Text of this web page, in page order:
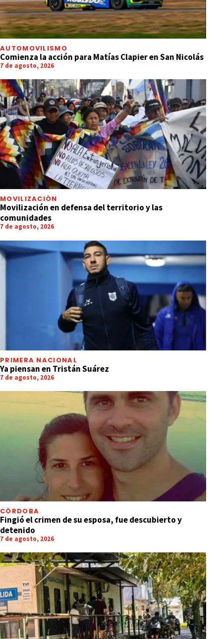
AUTOMOVILISMO
Comienza la acción para Matías Clapier en San Nicolás
7 de agosto, 2026
MOVILIZACIÓN
Movilización en defensa del territorio y las
comunidades
7 de agosto, 2026
PRIMERA NACIONAL
Ya piensan en Tristán Suárez
7 de agosto, 2026
CÓRDOBA
Fingió el crimen de su esposa, fue descubierto y
detenido
7 de agosto, 2026